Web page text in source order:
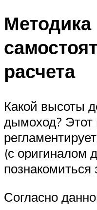
Методика
расчета
Какой высоты
дымоход? Этот
(с оригиналом
познакомиться
Согласно